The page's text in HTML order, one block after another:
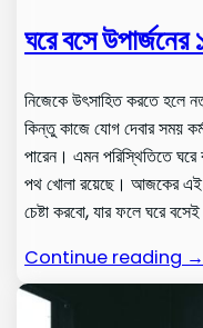
ঘরে বসে
নিজেকে উৎসাহিত করতে হলে
কিন্তু কাজে যোগ দেবার সময়
পারেন। এমন পরিস্থিতিতে
পথ খোলা রয়েছে। আজকের এই
চেষ্টা করবো, যার ফলে ঘরে
Continue reading →